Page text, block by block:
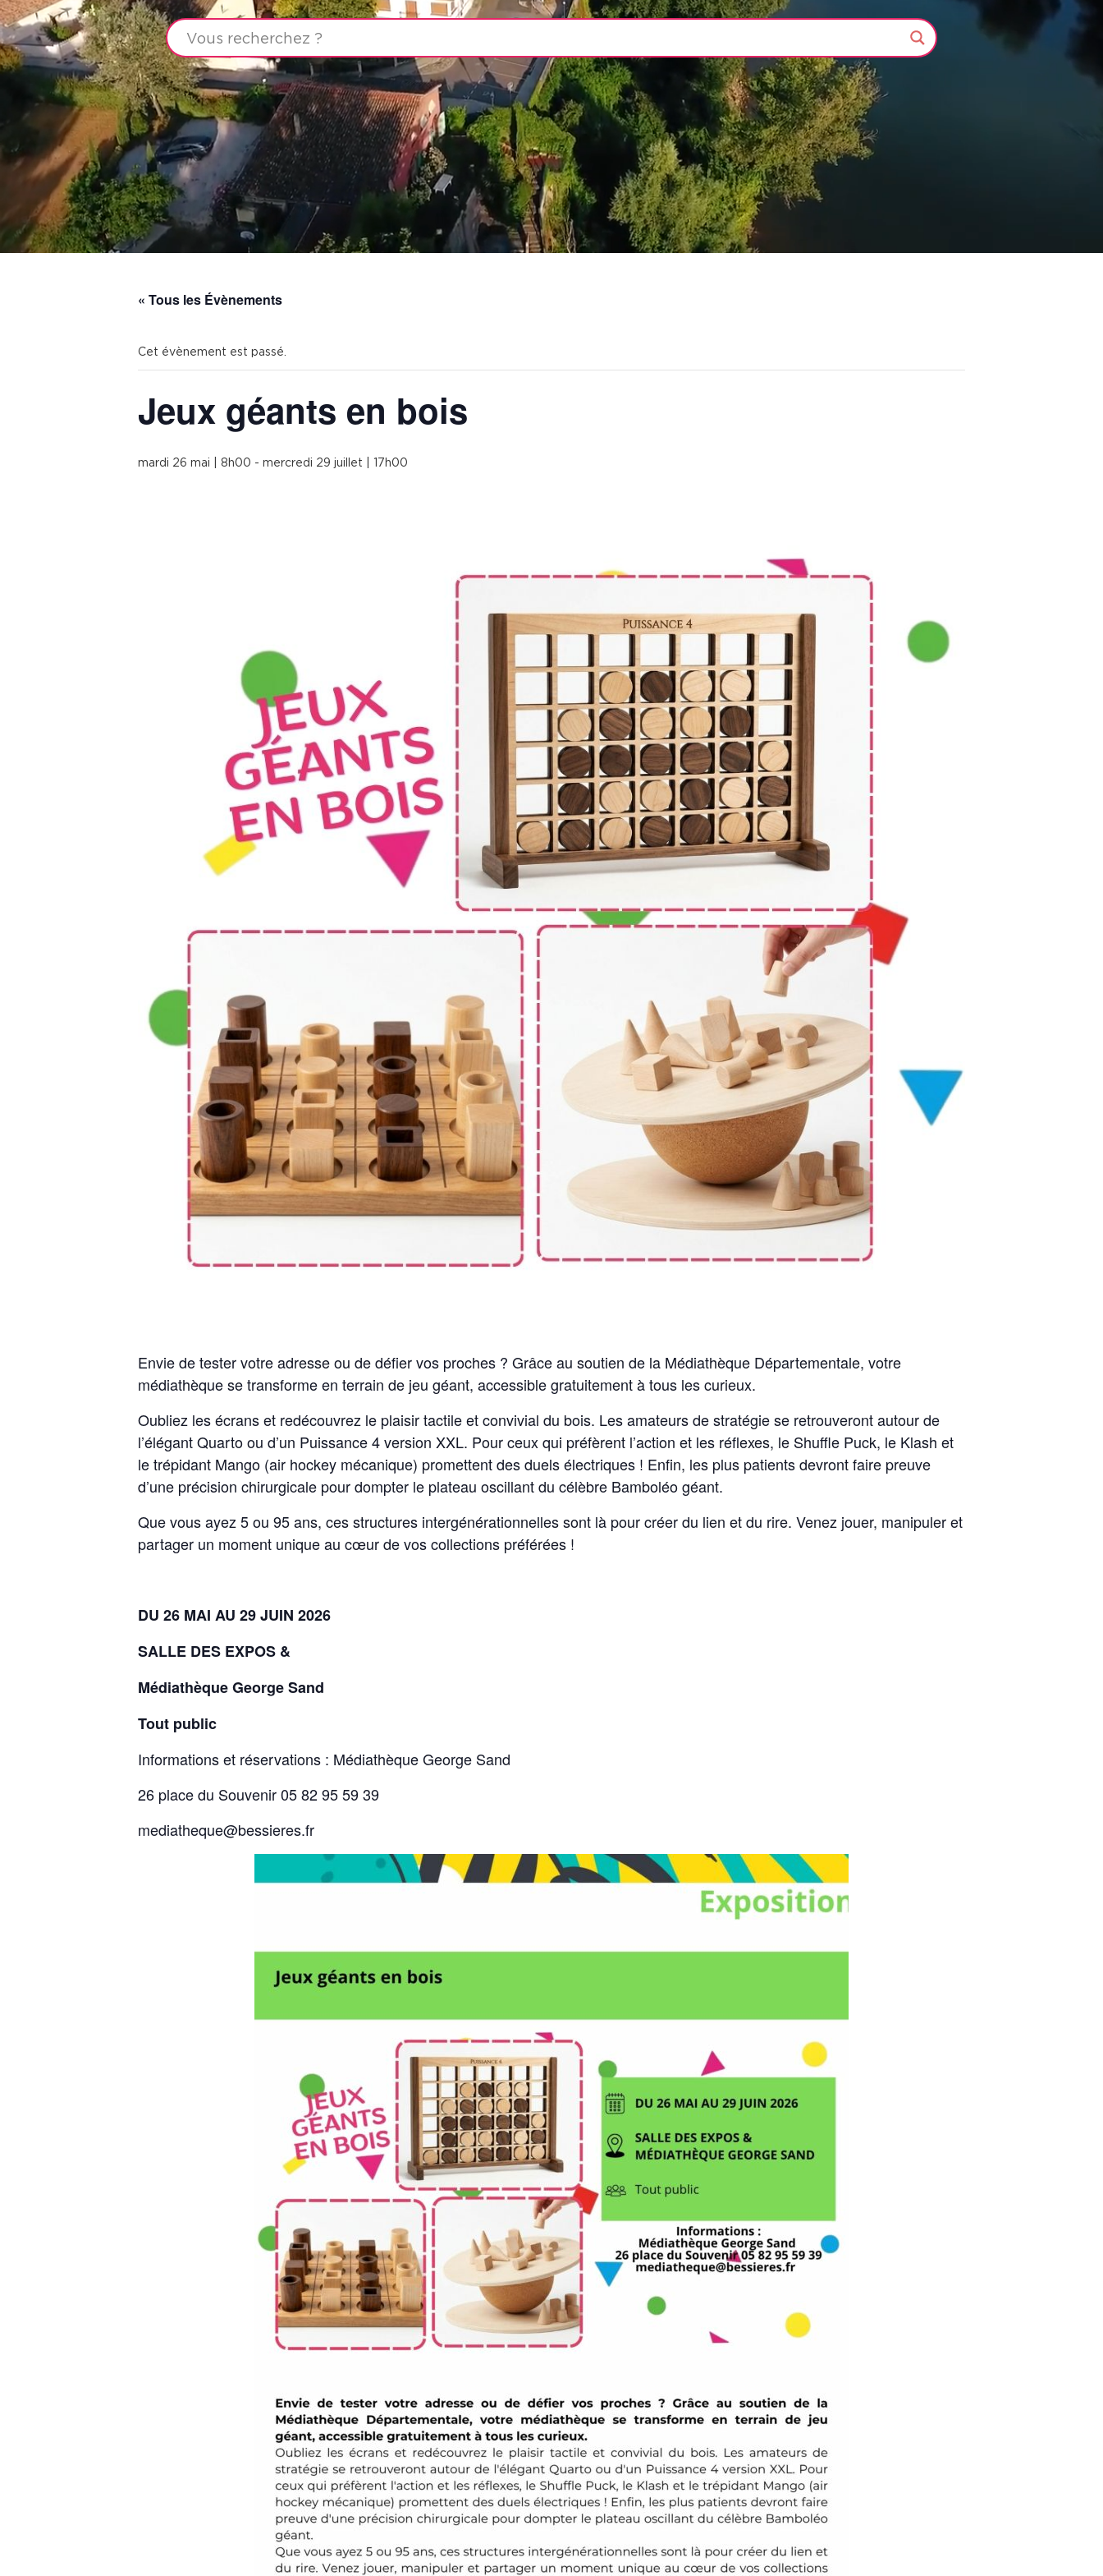
« Tous les Évènements
Cet évènement est passé.
Jeux géants en bois
mardi 26 mai | 8h00 - mercredi 29 juillet | 17h00
Envie de tester votre adresse ou de défier vos proches ? Grâce au soutien de la Médiathèque Départementale, votre
médiathèque se transforme en terrain de jeu géant, accessible gratuitement à tous les curieux.
Oubliez les écrans et redécouvrez le plaisir tactile et convivial du bois. Les amateurs de stratégie se retrouveront autour de
l’élégant Quarto ou d’un Puissance 4 version XXL. Pour ceux qui préfèrent l’action et les réflexes, le Shuffle Puck, le Klash et
le trépidant Mango (air hockey mécanique) promettent des duels électriques ! Enfin, les plus patients devront faire preuve
d’une précision chirurgicale pour dompter le plateau oscillant du célèbre Bamboléo géant.
Que vous ayez 5 ou 95 ans, ces structures intergénérationnelles sont là pour créer du lien et du rire. Venez jouer, manipuler et
partager un moment unique au cœur de vos collections préférées !
DU 26 MAI AU 29 JUIN 2026
SALLE DES EXPOS &
Médiathèque George Sand
Tout public
Informations et réservations : Médiathèque George Sand
26 place du Souvenir 05 82 95 59 39
mediatheque@bessieres.fr